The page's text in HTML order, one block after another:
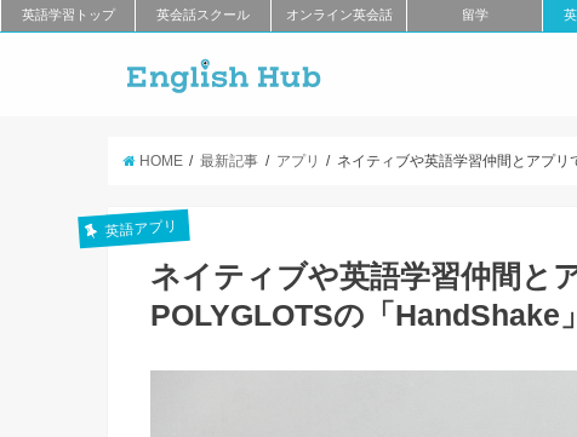
英語学習トップ 英会話スクール オンライン英会話 留学
HOME 最新記事 アプリ ネイティブや英語学習仲間とアプ
英語アプリ
ネイティブや英語学習仲間と
POLYGLOTSの「HandShake